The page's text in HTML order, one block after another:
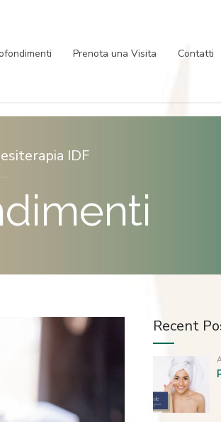
Prenota una Visita Contatti
IDF
Recent